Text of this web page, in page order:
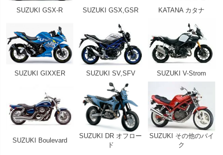
SUZUKI GSX-R SUZUKI GSX,GSR KATANA カタナ
SUZUKI GIXXER SUZUKI SV,SFV SUZUKI V-Strom
SUZUKI Boulevard
SUZUKI DR オフロー
ド
SUZUKI その他のバイ
ク